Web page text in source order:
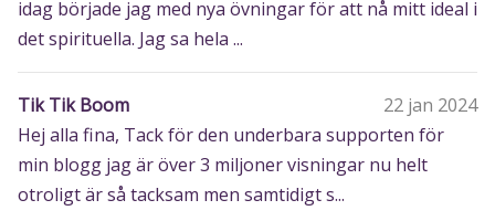
idag började jag med nya övningar för att nå mitt ideal i
det spirituella. Jag sa hela ...
Tik Tik Boom
22 jan 2024
Hej alla fina, Tack för den underbara supporten för
min blogg jag är över 3 miljoner visningar nu helt
otroligt är så tacksam men samtidigt s...